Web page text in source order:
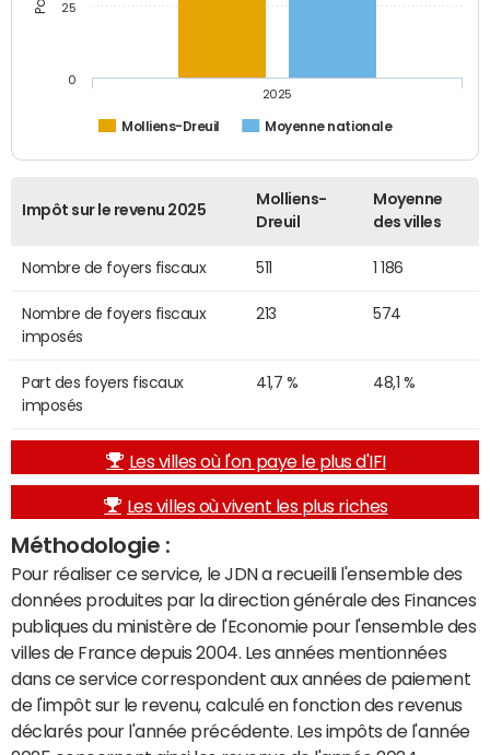
Molliens-Dreuil Moyenne nationale
2025
0
25
Impôt sur le revenu 2025
Molliens-
Dreuil
Moyenne
des villes
Nombre de foyers fiscaux 511 1 186
Nombre de foyers fiscaux
imposés
213 574
Part des foyers fiscaux
imposés
41,7 % 48,1 %
Les villes où l'on paye le plus d'IFI
Les villes où vivent les plus riches
Méthodologie :
Pour réaliser ce service, le JDN a recueilli l'ensemble des
données produites par la direction générale des Finances
publiques du ministère de l'Economie pour l'ensemble des
villes de France depuis 2004. Les années mentionnées
dans ce service correspondent aux années de paiement
de l'impôt sur le revenu, calculé en fonction des revenus
déclarés pour l'année précédente. Les impôts de l'année